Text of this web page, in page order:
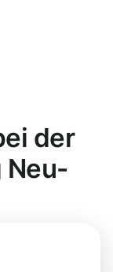
der
Neu-